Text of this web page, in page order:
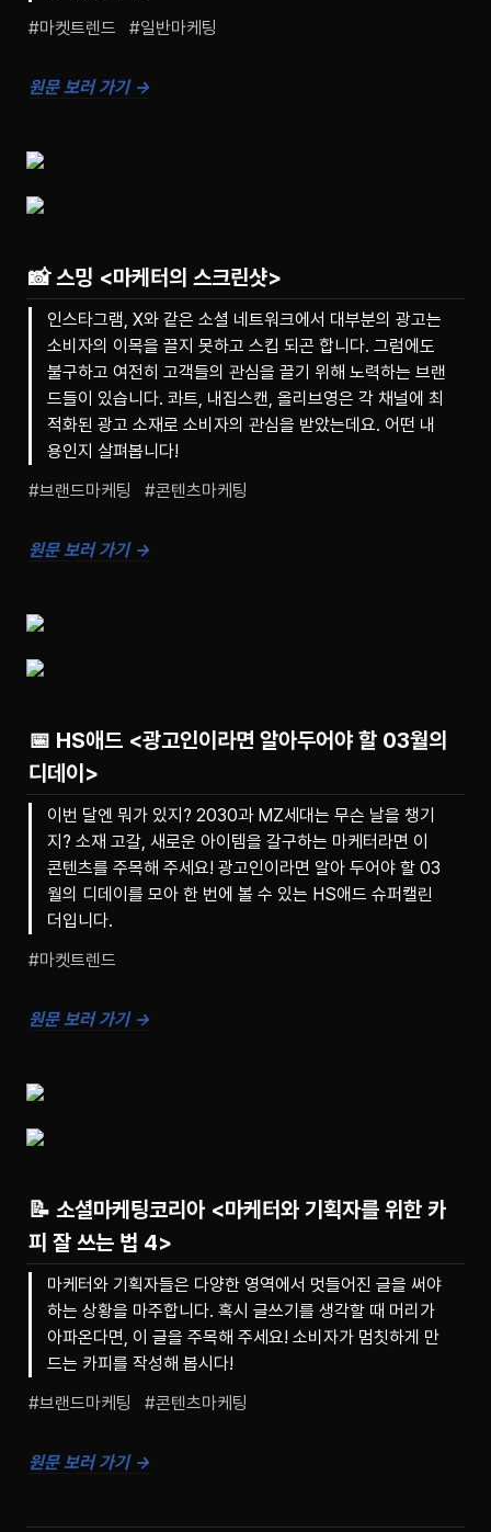
#마켓트렌드   #일반마케팅
원문 보러 가기 →
📸스밍 <마케터의 스크린샷>
인스타그램, X와 같은 소셜 네트워크에서 대부분의 광고는
소비자의 이목을 끌지 못하고 스킵 되곤 합니다. 그럼에도
불구하고 여전히 고객들의 관심을 끌기 위해 노력하는 브랜
드들이 있습니다. 콰트, 내집스캔, 올리브영은 각 채널에 최
적화된 광고 소재로 소비자의 관심을 받았는데요. 어떤 내
용인지 살펴봅니다!
#브랜드마케팅   #콘텐츠마케팅
원문 보러 가기 →
📅 HS애드 <광고인이라면 알아두어야 할 03월의
디데이>
이번 달엔 뭐가 있지? 2030과 MZ세대는 무슨 날을 챙기
지? 소재 고갈, 새로운 아이템을 갈구하는 마케터라면 이
콘텐츠를 주목해 주세요! 광고인이라면 알아 두어야 할 03
월의 디데이를 모아 한 번에 볼 수 있는 HS애드 슈퍼캘린
더입니다.
#마켓트렌드
원문 보러 가기 →
📝 소셜마케팅코리아 <마케터와 기획자를 위한 카
피 잘 쓰는 법 4>
마케터와 기획자들은 다양한 영역에서 멋들어진 글을 써야
하는 상황을 마주합니다. 혹시 글쓰기를 생각할 때 머리가
아파온다면, 이 글을 주목해 주세요! 소비자가 멈칫하게 만
드는 카피를 작성해 봅시다!
#브랜드마케팅   #콘텐츠마케팅
원문 보러 가기 →